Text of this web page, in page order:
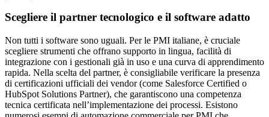
Scegliere il partner tecnologico e il software adatto
Non tutti i software sono uguali. Per le PMI italiane, è cruciale
scegliere strumenti che offrano supporto in lingua, facilità di
integrazione con i gestionali già in uso e una curva di apprendimento
rapida. Nella scelta del partner, è consigliabile verificare la presenza
di certificazioni ufficiali dei vendor (come Salesforce Certified o
HubSpot Solutions Partner), che garantiscono una competenza
tecnica certificata nell’implementazione dei processi. Esistono